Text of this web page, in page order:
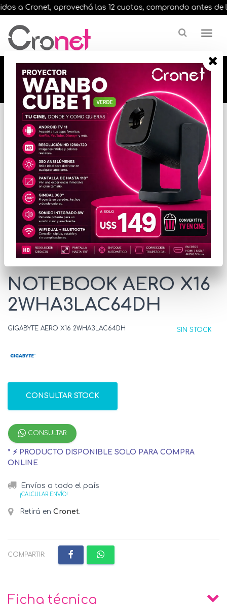
a Cronet, aprovechá las 12 cuotas, comprando antes de
🔥🔥🔥 12 cuotas, en todos nuestros artículos,
comprando antes de las 13 hrs. envíos en el
día 🔥🔥🔥
Inicio
EQUIPOS PORTATILES
NOTEBOOK / ULTRABOOK
* Las imágenes se exhiben con fines ilustrativos.
NOTEBOOK AERO X16
2WHA3LAC64DH
GIGABYTE AERO X16 2WHA3LAC64DH SIN STOCK
CONSULTAR STOCK
CONSULTAR
* ⚡ PRODUCTO DISPONIBLE SOLO PARA COMPRA
ONLINE
Envíos a todo el país
¡CALCULAR ENVÍO!
Retirá en Cronet.
COMPARTIR:
Ficha técnica